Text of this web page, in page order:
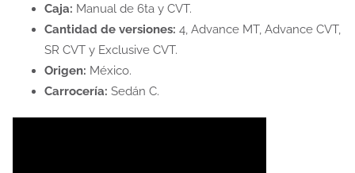
Caja: Manual de 6ta y CVT.
Cantidad de versiones: 4, Advance MT, Advance CVT,
SR CVT y Exclusive CVT.
Origen: México.
Carrocería: Sedán C.